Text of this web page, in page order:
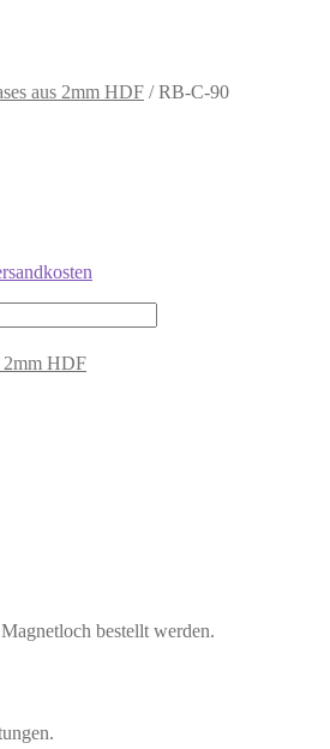
aus 2mm HDF /RB-C-90
2mm HDF
bestellt werden.